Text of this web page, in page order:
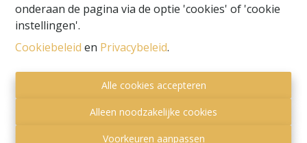
onderaan de pagina via de optie 'cookies' of 'cookie
instellingen'.
Cookiebeleid en Privacybeleid.
Alle cookies accepteren
Alleen noodzakelijke cookies
Voorkeuren aanpassen
Toezichthoudende autoriteit:
Beroepsinstituut van Vastgoedmakelaars,